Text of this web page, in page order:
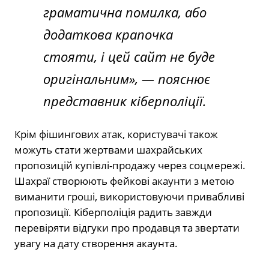
граматична помилка, або
додаткова крапочка
стояти, і цей сайт не буде
оригінальним», — пояснює
представник кіберполіції.
Крім фішингових атак, користувачі також
можуть стати жертвами шахрайських
пропозицій купівлі-продажу через соцмережі.
Шахраї створюють фейкові акаунти з метою
виманити гроші, використовуючи привабливі
пропозиції. Кіберполіція радить завжди
перевіряти відгуки про продавця та звертати
увагу на дату створення акаунта.